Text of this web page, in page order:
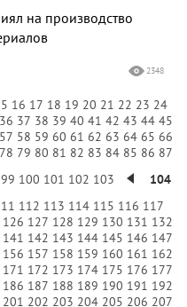
на производство
2348
16 17 18 19 20 21 22 23 24
36 37 38 39 40 41 42 43 44 45
57 58 59 60 61 62 63 64 65 66
78 79 80 81 82 83 84 85 86 87
99 100 101 102 103
104
112 113 114 115 116 117
126 127 128 129 130 131 132
141 142 143 144 145 146 147
156 157 158 159 160 161 162
171 172 173 174 175 176 177
186 187 188 189 190 191 192
201 202 203 204 205 206 207